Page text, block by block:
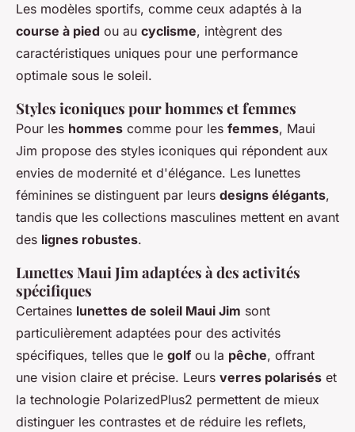
Les modèles sportifs, comme ceux adaptés à la
course à pied ou au cyclisme, intègrent des
caractéristiques uniques pour une performance
optimale sous le soleil.
Styles iconiques pour hommes et femmes
Pour les hommes comme pour les femmes, Maui
Jim propose des styles iconiques qui répondent aux
envies de modernité et d'élégance. Les lunettes
féminines se distinguent par leurs designs élégants,
tandis que les collections masculines mettent en avant
des lignes robustes.
Lunettes Maui Jim adaptées à des activités
spécifiques
Certaines lunettes de soleil Maui Jim sont
particulièrement adaptées pour des activités
spécifiques, telles que le golf ou la pêche, offrant
une vision claire et précise. Leurs verres polarisés et
la technologie PolarizedPlus2 permettent de mieux
distinguer les contrastes et de réduire les reflets,